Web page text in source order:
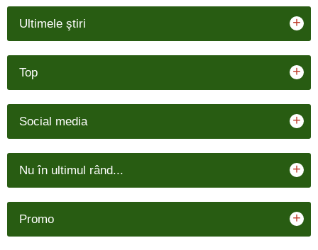
Ultimele ştiri +
Top +
Social media +
Nu în ultimul rând... +
Promo +